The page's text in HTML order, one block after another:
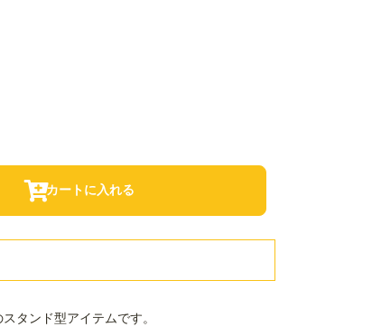
カートに入れる
タンド型アイテムです。